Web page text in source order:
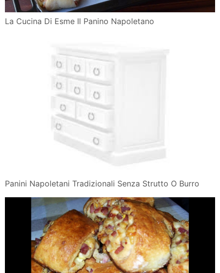
La Cucina Di Esme Il Panino Napoletano
Panini Napoletani Tradizionali Senza Strutto O Burro